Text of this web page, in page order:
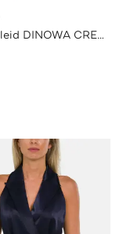
Casual-Kleid DINOWA CREAM